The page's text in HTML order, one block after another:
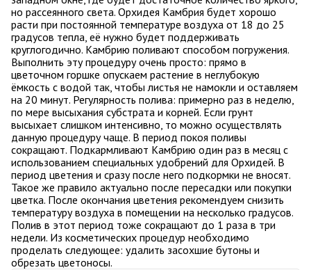
но рассеянного света. Орхидея Камбрия будет хорошо
расти при постоянной температуре воздуха от 18 до 25
градусов тепла, её нужно будет поддерживать
круглогодично. Камбрию поливают способом погружения.
Выполнить эту процедуру очень просто: прямо в
цветочном горшке опускаем растение в неглубокую
ёмкость с водой так, чтобы листья не намокли и оставляем
на 20 минут. Регулярность полива: примерно раз в неделю,
по мере высыхания субстрата и корней. Если грунт
высыхает слишком интенсивно, то можно осуществлять
данную процедуру чаще. В период покоя поливы
сокращают. Подкармливают Камбрию один раз в месяц с
использованием специальных удобрений для Орхидей. В
период цветения и сразу после него подкормки не вносят.
Такое же правило актуально после пересадки или покупки
цветка. После окончания цветения рекомендуем снизить
температуру воздуха в помещении на несколько градусов.
Полив в этот период тоже сокращают до 1 раза в три
недели. Из косметических процедур необходимо
проделать следующее: удалить засохшие бутоны и
обрезать цветоносы.